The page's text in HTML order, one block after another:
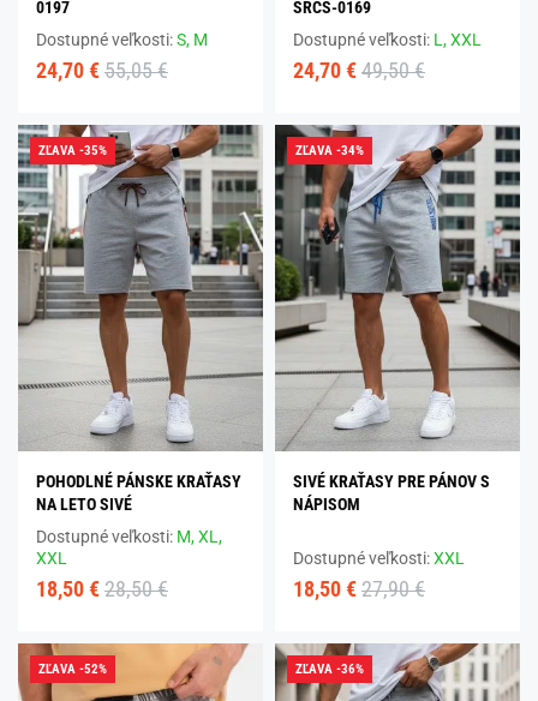
0197
Dostupné veľkosti:S, M
24,70 € 55,05 €
SRCS-0169
Dostupné veľkosti: L,XXL
24,70 € 49,50 €
ZĽAVA -35%
POHODLNÉ PÁNSKE KRAŤASY
NA LETO SIVÉ
Dostupné veľkosti: M,XL,
XXL
18,50 € 28,50 €
ZĽAVA -34%
SIVÉ KRAŤASY PRE PÁNOV S
NÁPISOM
Dostupné veľkosti:XXL
18,50 € 27,90 €
ZĽAVA -52% ZĽAVA -36%